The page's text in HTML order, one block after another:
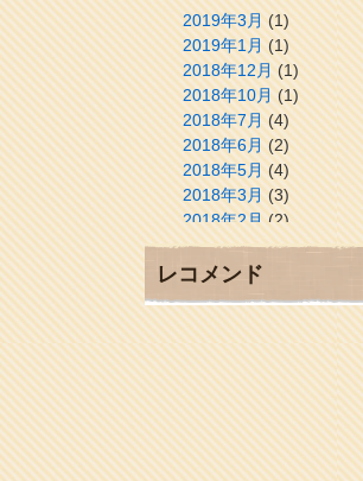
2019年3月(1)
2019年1月(1)
2018年12月(1)
2018年10月(1)
2018年7月(4)
2018年6月(2)
2018年5月(4)
2018年3月(3)
2018年2月(2)
2018年1月(2)
2017年12月
2017年10月(1)
2017年9月(4)
2017年8月(3)
2017年7月(1)
2017年6月(1)
2017年5月(2)
2017年4月(2)
レコメンド